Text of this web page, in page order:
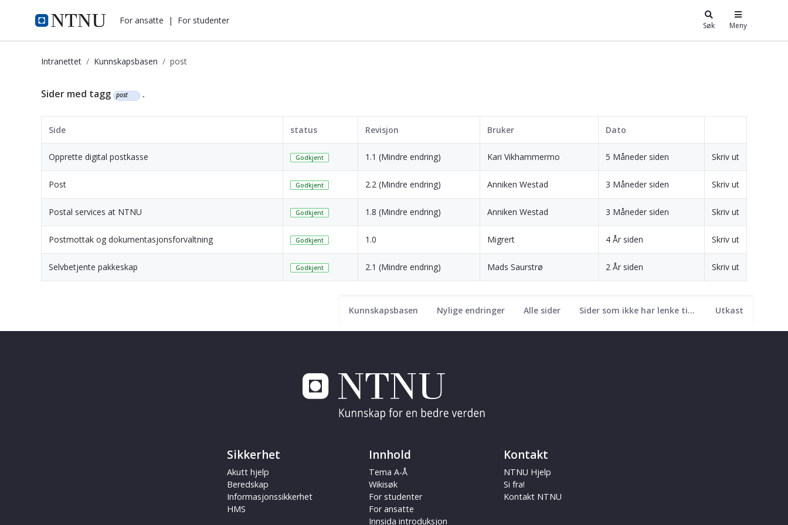
i.ntnu.no For ansatte | For studenter Søk Meny
Intranettet Kunnskapsbasen post
Kunnskapsbasen
Kunnskapsbasen Nylige endringer Alle sider Sider som ikke har lenke til seg Utkast
Sider med tagg post .
Side status Revisjon Bruker Dato
Opprette digital postkasse Godkjent 1.1 (Mindre endring) Kari Vikhammermo 5 Måneder siden Skriv ut
Post Godkjent 2.2 (Mindre endring) Anniken Westad 3 Måneder siden Skriv ut
Postal services at NTNU Godkjent 1.8 (Mindre endring) Anniken Westad 3 Måneder siden Skriv ut
Postmottak og dokumentasjonsforvaltning Godkjent 1.0 Migrert 4 År siden Skriv ut
Selvbetjente pakkeskap Godkjent 2.1 (Mindre endring) Mads Saurstrø 2 År siden Skriv ut
Sikkerhet
Akutt hjelp
Beredskap
Informasjonssikkerhet
HMS
Innhold
Tema A-Å
Wikisøk
For studenter
For ansatte
Innsida introduksjon
Kontakt
NTNU Hjelp
Si fra!
Kontakt NTNU